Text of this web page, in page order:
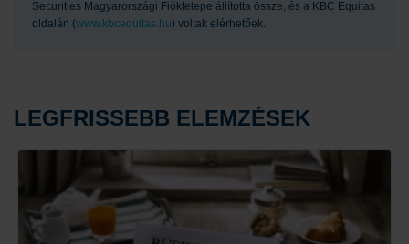
Securities Magyarországi Fióktelepe állította össze, és a KBC Equitas
oldalán (www.kbcequitas.hu) voltak elérhetőek.
LEGFRISSEBB ELEMZÉSEK